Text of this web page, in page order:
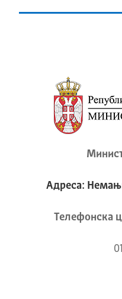
Адреса:
Телeфонска